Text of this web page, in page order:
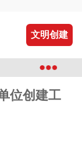
文明创建
位创建工